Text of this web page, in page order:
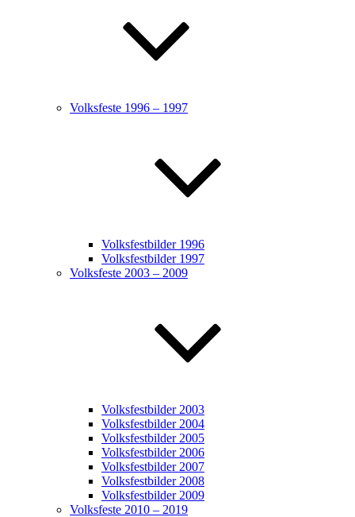
Volksfeste 1996 – 1997
Volksfestbilder 1996
Volksfestbilder 1997
Volksfeste 2003 – 2009
Volksfestbilder 2003
Volksfestbilder 2004
Volksfestbilder 2005
Volksfestbilder 2006
Volksfestbilder 2007
Volksfestbilder 2008
Volksfestbilder 2009
Volksfeste 2010 – 2019